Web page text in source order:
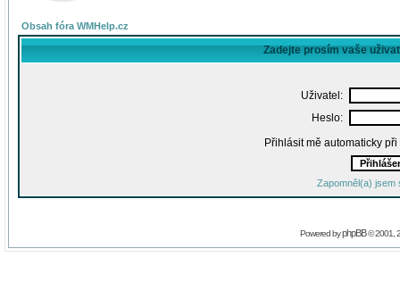
Obsah fóra WMHelp.cz
Zadejte prosím vaše
Uživatel:
Heslo:
Přihlásit mě automaticky
Zapomněl(a) jsem
Powered byphpBB© 2001,